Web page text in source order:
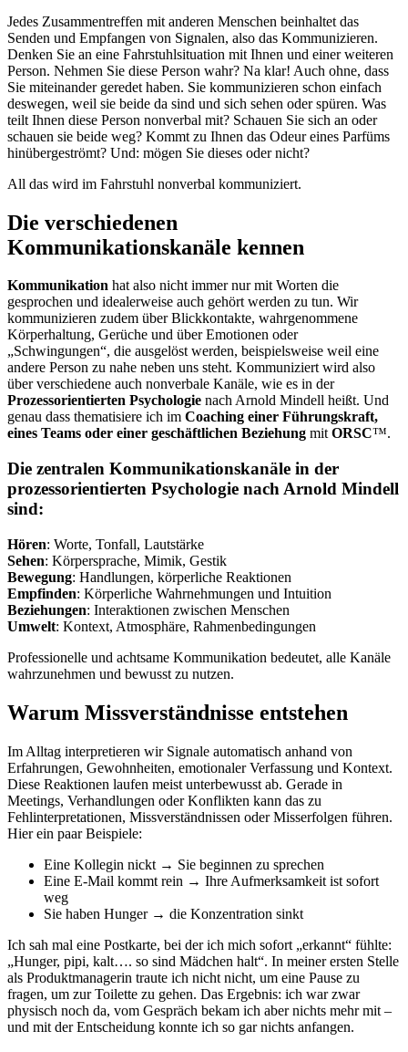
Jedes Zusammentreffen mit anderen Menschen beinhaltet das
Senden und Empfangen von Signalen, also das Kommunizieren.
Denken Sie an eine Fahrstuhlsituation mit Ihnen und einer weiteren
Person. Nehmen Sie diese Person wahr? Na klar! Auch ohne, dass
Sie miteinander geredet haben. Sie kommunizieren schon einfach
deswegen, weil sie beide da sind und sich sehen oder spüren. Was
teilt Ihnen diese Person nonverbal mit? Schauen Sie sich an oder
schauen sie beide weg? Kommt zu Ihnen das Odeur eines Parfüms
hinübergeströmt? Und: mögen Sie dieses oder nicht?
All das wird im Fahrstuhl nonverbal kommuniziert.
Die verschiedenen
Kommunikationskanäle kennen
Kommunikation hat also nicht immer nur mit Worten die
gesprochen und idealerweise auch gehört werden zu tun. Wir
kommunizieren zudem über Blickkontakte, wahrgenommene
Körperhaltung, Gerüche und über Emotionen oder
„Schwingungen“, die ausgelöst werden, beispielsweise weil eine
andere Person zu nahe neben uns steht. Kommuniziert wird also
über verschiedene auch nonverbale Kanäle, wie es in der
Prozessorientierten Psychologie nach Arnold Mindell heißt. Und
genau dass thematisiere ich im Coaching einer Führungskraft,
eines Teams oder einer geschäftlichen Beziehung mitORSC™.
Die zentralen Kommunikationskanäle in der
prozessorientierten Psychologie nach Arnold Mindell
sind:
Hören: Worte, Tonfall, Lautstärke
Sehen: Körpersprache, Mimik, Gestik
Bewegung: Handlungen, körperliche Reaktionen
Empfinden: Körperliche Wahrnehmungen und Intuition
Beziehungen: Interaktionen zwischen Menschen
Umwelt: Kontext, Atmosphäre, Rahmenbedingungen
Professionelle und achtsame Kommunikation bedeutet, alle Kanäle
wahrzunehmen und bewusst zu nutzen.
Warum Missverständnisse entstehen
Im Alltag interpretieren wir Signale automatisch anhand von
Erfahrungen, Gewohnheiten, emotionaler Verfassung und Kontext.
Diese Reaktionen laufen meist unterbewusst ab. Gerade in
Meetings, Verhandlungen oder Konflikten kann das zu
Fehlinterpretationen, Missverständnissen oder Misserfolgen führen.
Hier ein paar Beispiele:
Eine Kollegin nickt → Sie beginnen zu sprechen
Eine E-Mail kommt rein → Ihre Aufmerksamkeit ist sofort
weg
Sie haben Hunger → die Konzentration sinkt
Ich sah mal eine Postkarte, bei der ich mich sofort „erkannt“ fühlte:
„Hunger, pipi, kalt…. so sind Mädchen halt“. In meiner ersten Stelle
als Produktmanagerin traute ich nicht nicht, um eine Pause zu
fragen, um zur Toilette zu gehen. Das Ergebnis: ich war zwar
physisch noch da, vom Gespräch bekam ich aber nichts mehr mit –
und mit der Entscheidung konnte ich so gar nichts anfangen.